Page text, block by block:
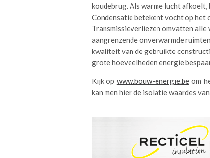
koudebrug. Als warme lucht
Condensatie betekent vocht op het
Transmissieverliezen omvatten alle
aangrenzende onverwarmde
kwaliteit van de gebruikte
grote hoeveelheden energie
Kijk op www.bouw-energie.beom
kan men hier de isolatie waardes